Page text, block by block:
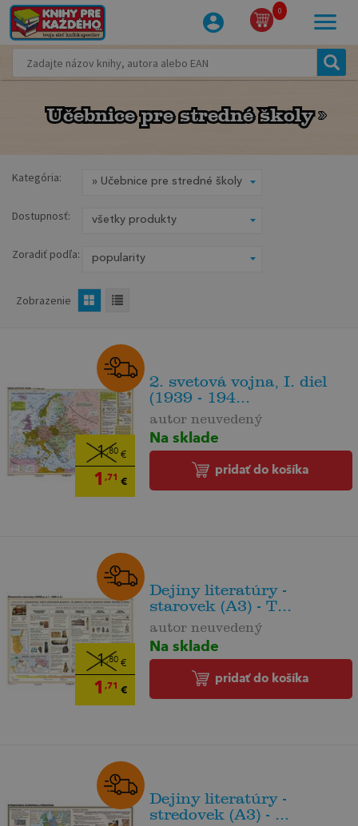
0
Učebnice pre stredné školy
Učebnice pre stredné školy
Kategória:
Dostupnosť:
Zoradiť podľa:
Zobrazenie
1,80€
1 ,71 €
2. svetová vojna, I. diel
(1939 - 194...
autor neuvedený
Na sklade
pridať do košíka
1,80€
1 ,71 €
Dejiny literatúry -
starovek (A3) - T...
autor neuvedený
Na sklade
pridať do košíka
Dejiny literatúry -
stredovek (A3) - ...